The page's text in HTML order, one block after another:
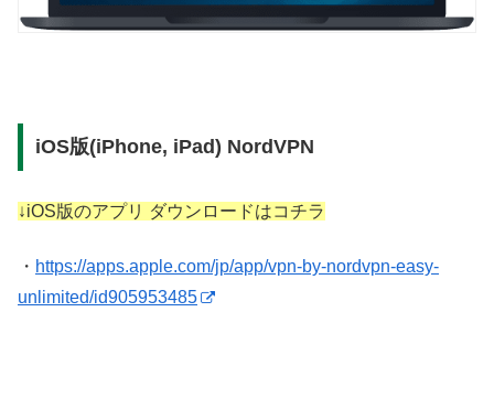
iOS版(iPhone, iPad) NordVPN
↓iOS版のアプリ ダウンロードはコチラ
・ https://apps.apple.com/jp/app/vpn-by-nordvpn-easy-
unlimited/id905953485